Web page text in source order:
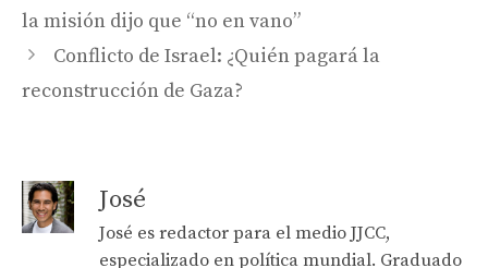
la misión dijo que “no en vano”
Conflicto de Israel: ¿Quién pagará la
reconstrucción de Gaza?
José
José es redactor para el medio JJCC,
especializado en política mundial. Graduado